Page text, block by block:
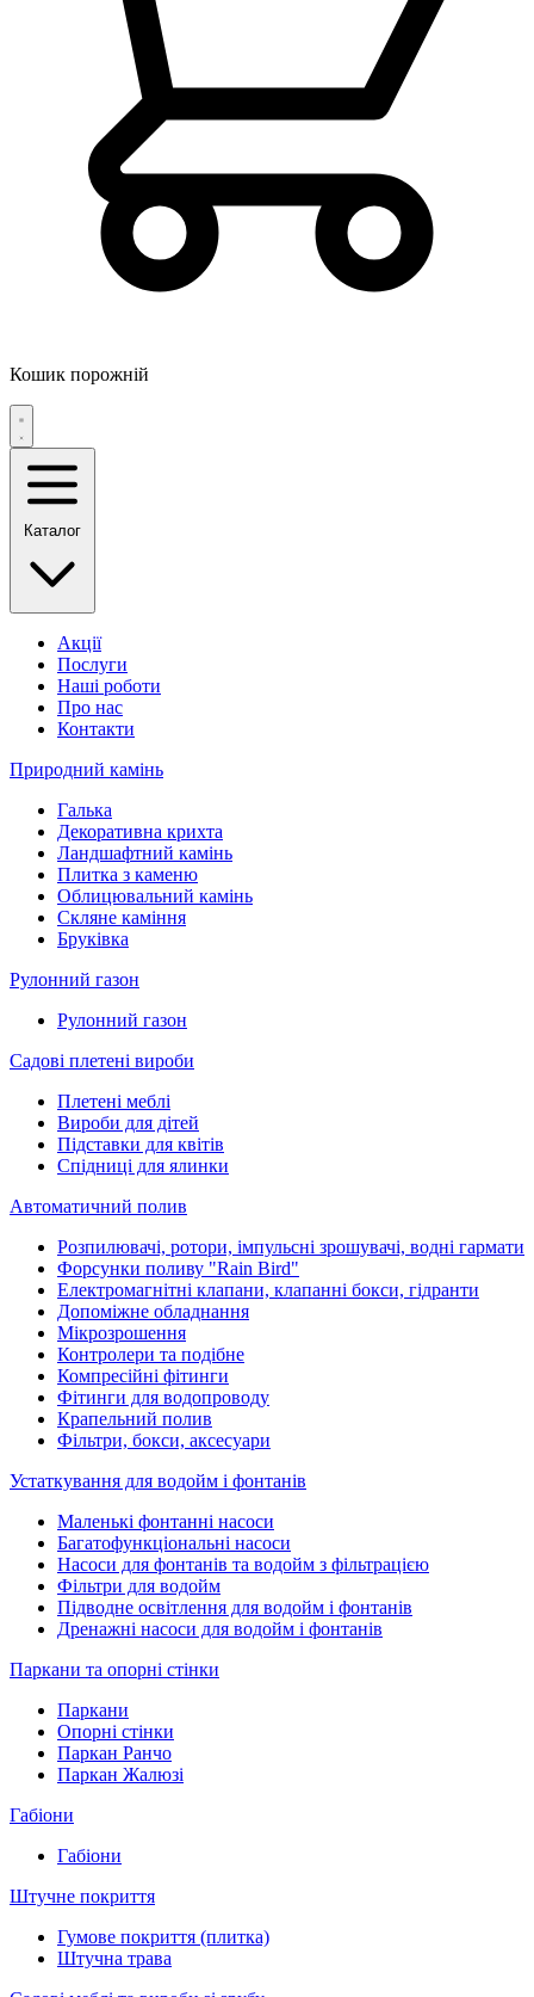
Кошик порожній
Каталог
Акції
Послуги
Наші роботи
Про нас
Контакти
Природний камінь
Галька
Декоративна крихта
Ландшафтний камінь
Плитка з каменю
Облицювальний камінь
Скляне каміння
Бруківка
Рулонний газон
Рулонний газон
Садові плетені вироби
Плетені меблі
Вироби для дітей
Підставки для квітів
Спідниці для ялинки
Автоматичний полив
Розпилювачі, ротори, імпульсні зрошувачі, водні гармати
Форсунки поливу "Rain Bird"
Електромагнітні клапани, клапанні бокси, гідранти
Допоміжне обладнання
Мікрозрошення
Контролери та подібне
Компресійні фітинги
Фітинги для водопроводу
Крапельний полив
Фільтри, бокси, аксесуари
Устаткування для водойм і фонтанів
Маленькі фонтанні насоси
Багатофункціональні насоси
Насоси для фонтанів та водойм з фільтрацією
Фільтри для водойм
Підводне освітлення для водойм і фонтанів
Дренажні насоси для водойм і фонтанів
Паркани та опорні стінки
Паркани
Опорні стінки
Паркан Ранчо
Паркан Жалюзі
Габіони
Габіони
Штучне покриття
Гумове покриття (плитка)
Штучна трава